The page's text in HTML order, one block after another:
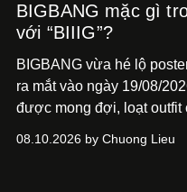
BIGBANG mặc gì
với “BIIIG”?
BIGBANG vừa hé lộ
ra mắt vào ngày 19/08/
được mong đợi, loạt outfit
08.10.2026 by Chuong Lieu